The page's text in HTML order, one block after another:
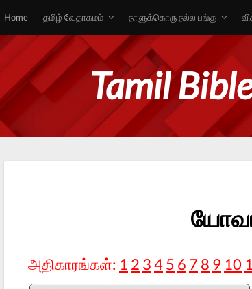
Home தமிழ் வேதாகமம் நாளுக்கொரு நல்ல பங்கு
Tamil
அதிகாரங்கள்: 1 2 345 6 7 8 9 10